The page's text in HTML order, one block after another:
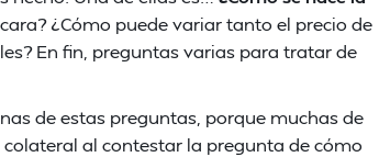
¿Cómo puede variar tanto el precio de
En fin, preguntas varias para tratar de
de estas preguntas, porque muchas de
al contestar la pregunta de cómo